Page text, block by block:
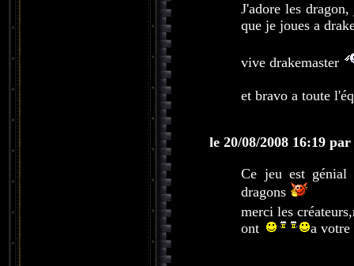
J'adore les
que je joues a
vive drakemaster
et bravo a toute
le 20/08/2008 16:19 par
Ce jeu est génial
dragons
merci les
ont
a votre